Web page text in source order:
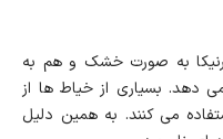
به صورت خشک و هم به
دهد. بسیاری از خیاط ها از
می کنند. به همین دلیل